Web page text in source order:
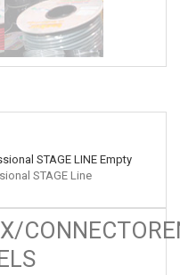
STAGE LINE Empty
STAGE Line